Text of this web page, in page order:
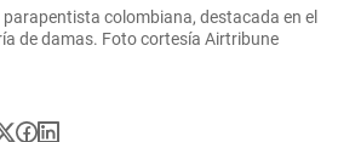
colombiana, destacada en el
de damas. Foto cortesía Airtribune